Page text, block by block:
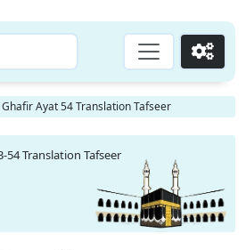
Go
Ayat 54 Translation Tafseer
54 Translation Tafseer